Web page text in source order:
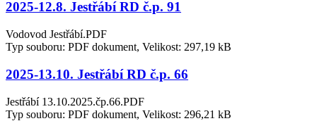
2025-12.8. Jestřábí RD č.p. 91
Vodovod Jestřábí.PDF
Typ souboru: PDF dokument, Velikost: 297,19 kB
2025-13.10. Jestřábí RD č.p. 66
Jestřábí 13.10.2025.čp.66.PDF
Typ souboru: PDF dokument, Velikost: 296,21 kB